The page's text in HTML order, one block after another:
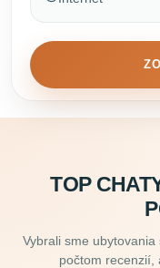
TOP
Vybrali sme
počtom recenzií,